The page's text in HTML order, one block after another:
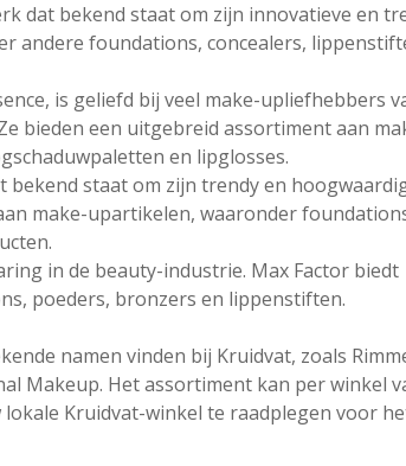
dat bekend staat om zijn innovatieve en
andere foundations, concealers,
is geliefd bij veel make-upliefhebbers
bieden een uitgebreid assortiment aan
en lipglosses.
staat om zijn trendy en
make-upartikelen, waaronder
in de beauty-industrie. Max Factor biedt
poeders, bronzers en lippenstiften.
namen vinden bij Kruidvat, zoals
Makeup. Het assortiment kan per winkel
Kruidvat-winkel te raadplegen voor